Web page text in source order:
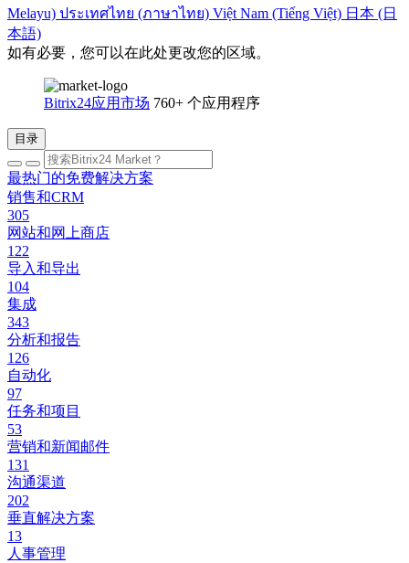
Melayu) ประเทศไทย (ภาษาไทย) Việt Nam (Tiếng Việt) 日本 (日
本語)
如有必要，您可以在此处更改您的区域。
Bitrix24应用市场 760+ 个应用程序
目录
最热门的免费解决方案
销售和CRM
305
网站和网上商店
122
导入和导出
104
集成
343
分析和报告
126
自动化
97
任务和项目
53
营销和新闻邮件
131
沟通渠道
202
垂直解决方案
13
人事管理